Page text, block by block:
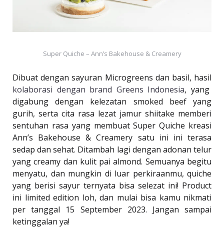
Super Quiche – Ann’s Bakehouse & Creamery
Dibuat dengan sayuran Microgreens dan basil, hasil
kolaborasi dengan brand Greens Indonesia, yang
digabung dengan kelezatan smoked beef yang
gurih, serta cita rasa lezat jamur shiitake memberi
sentuhan rasa yang membuat Super Quiche kreasi
Ann’s Bakehouse & Creamery satu ini ini terasa
sedap dan sehat. Ditambah lagi dengan adonan telur
yang creamy dan kulit pai almond. Semuanya begitu
menyatu, dan mungkin di luar perkiraanmu, quiche
yang berisi sayur ternyata bisa selezat ini! Product
ini limited edition loh, dan mulai bisa kamu nikmati
per tanggal 15 September 2023. Jangan sampai
ketinggalan ya!